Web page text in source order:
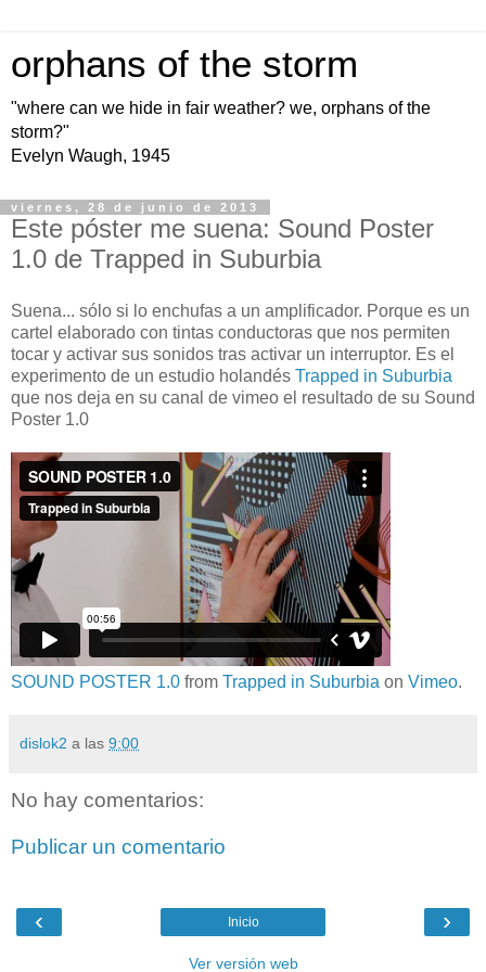
orphans of the storm
"where can we hide in fair weather? we, orphans of the
storm?"
Evelyn Waugh, 1945
viernes, 28 de junio de 2013
Este póster me suena: Sound Poster
1.0 de Trapped in Suburbia
Suena... sólo si lo enchufas a un amplificador. Porque es un
cartel elaborado con tintas conductoras que nos permiten
tocar y activar sus sonidos tras activar un interruptor. Es el
experimento de un estudio holandés Trapped in Suburbia
que nos deja en su canal de vimeo el resultado de su Sound
Poster 1.0
SOUND POSTER 1.0 from Trapped in Suburbia on Vimeo.
dislok2 a las 9:00
No hay comentarios:
Publicar un comentario
‹ ›
Inicio
Ver versión web